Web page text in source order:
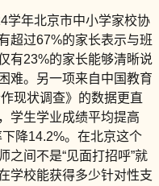
学年北京市中小学家校协
超过67%的家长表示与班
有23%的家长能够清晰说
难。另一项来自中国教育
现状调查》的数据更直
学生学业成绩平均提高
降14.2%。在北京这个
之间不是“见面打招呼”就
校能获得多少针对性支